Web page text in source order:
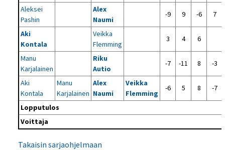
Aleksei
Pashin
Alex
Naumi
-9 9 -6 7
Aki
Kontala
Veikka
Flemming
3 4 6
Manu
Karjalainen
Riku
Autio
-7 -11 8 -3
Aki
Kontala
Manu
Karjalainen
Alex
Naumi
Veikka
Flemming
-6 5 8 -7
Lopputulos
Voittaja
Takaisin sarjaohjelmaan